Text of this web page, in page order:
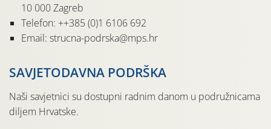
10 000 Zagreb
Telefon: ++385 (0)1 6106 692
Email: strucna-podrska@mps.hr
SAVJETODAVNA PODRŠKA
Naši savjetnici su dostupni radnim danom u podružnicama
diljem Hrvatske.